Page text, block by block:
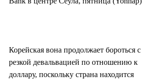
Корейская вона продолжает бороться с
резкой девальвацией по отношению к
доллару, поскольку страна находится